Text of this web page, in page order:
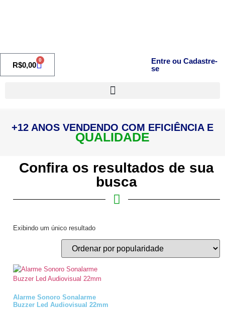
R$0,00
0
Entre ou Cadastre-
se
+12 ANOS VENDENDO COM EFICIÊNCIA E
QUALIDADE
Confira os resultados de sua
busca
Exibindo um único resultado
Alarme Sonoro Sonalarme
Buzzer Led Audiovisual 22mm